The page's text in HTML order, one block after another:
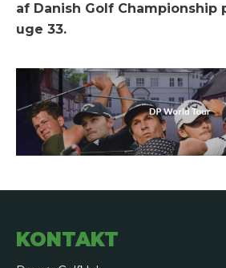
af Danish Golf Championship
uge 33.
KONTAKT